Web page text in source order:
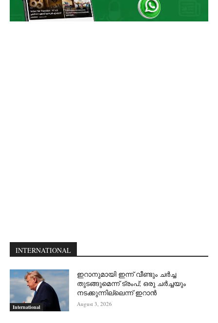
INTERNATIONAL
International
ഇറാനുമായി ഇന്ന് വീണ്ടും ചര്‍ച്ച
തുടങ്ങുമെന്ന് ട്രംപ്; ഒരു ചര്‍ച്ചയും
നടക്കുന്നില്ലെന്ന് ഇറാന്‍
August 3, 2026